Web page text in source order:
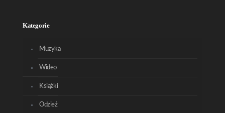
Kategorie
Muzyka
Wideo
Książki
Odzież